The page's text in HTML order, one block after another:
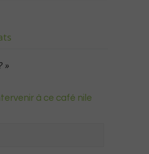
»
à ce café nile